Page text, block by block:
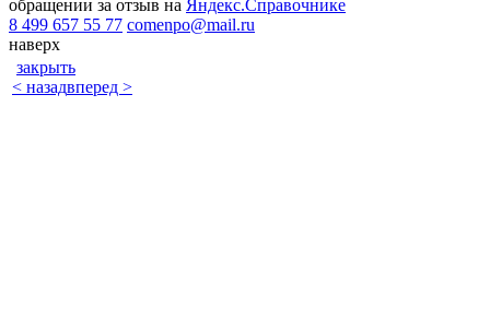
обращении за отзыв на Яндекс.Справочнике
8 499 657 55 77 comenpo@mail.ru
наверх
закрыть
< назадвперед >